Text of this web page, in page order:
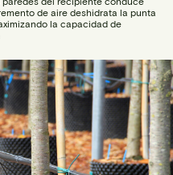
de aire deshidrata la punta
la capacidad de